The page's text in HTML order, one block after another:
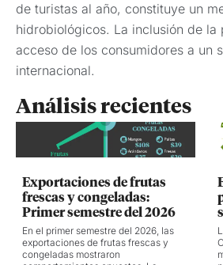
de turistas al año, constituye un
hidrobiológicos. La inclusión de
acceso de los consumidores a un
internacional.
Análisis recientes
Exportaciones de frutas
frescas y congeladas:
Primer semestre del 2026
En el primer semestre del 2026, las
exportaciones de frutas frescas y
congeladas mostraron